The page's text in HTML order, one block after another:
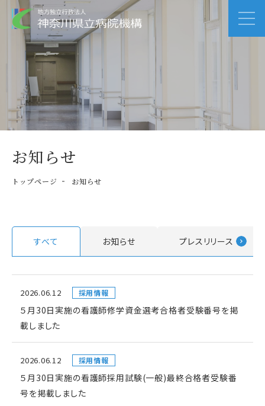
お知らせ
トップページ お知らせ
すべて お知らせ プレスリリース
2026.06.12 採用情報
５月30日実施の看護師修学資金選考合格者受験番号を掲
載しました
2026.06.12 採用情報
５月30日実施の看護師採用試験(一般)最終合格者受験番
号を掲載しました